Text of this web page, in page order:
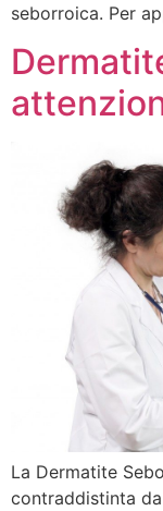
seborroica. Per
La Dermatite
contraddistinta